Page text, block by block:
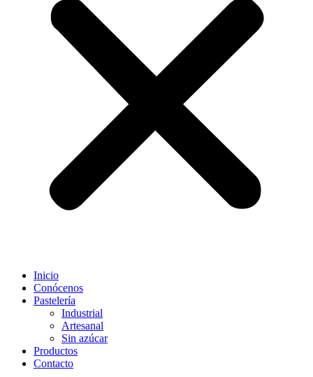
Inicio
Conócenos
Pastelería
Industrial
Artesanal
Sin azúcar
Productos
Contacto